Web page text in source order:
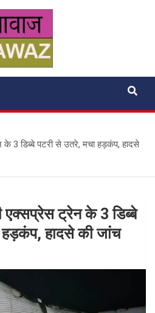
3 डिब्बे पटरी से उतरे, मचा हड़कंप, हादसे
ट्रेन के 3 डिब्बे
हादसे की जांच